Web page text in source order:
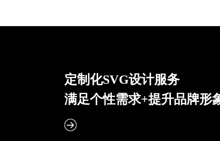
定制化SVG设计服务
满足个性需求+提升品牌形